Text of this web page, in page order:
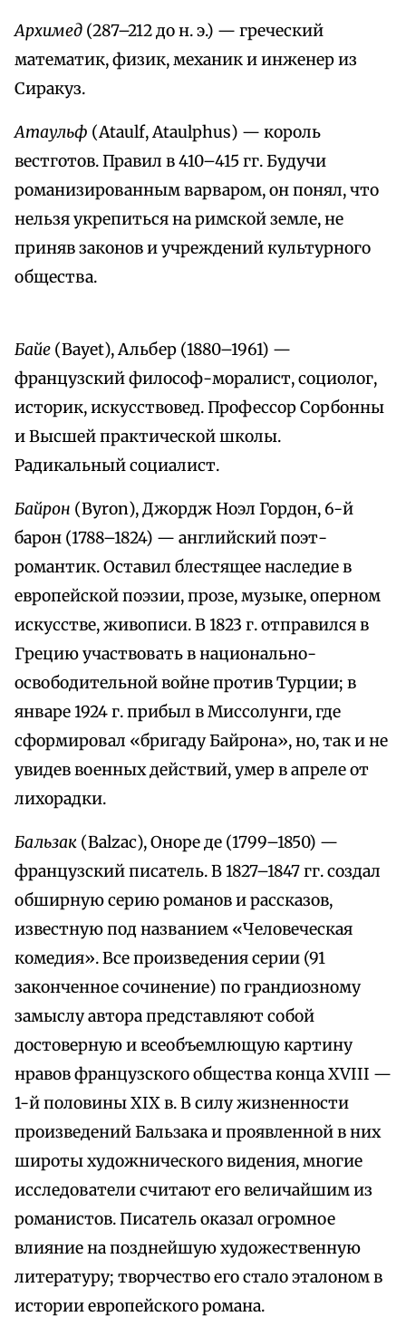
Архимед (287–212 до н. э.) — греческий
математик, физик, механик и инженер из
Сиракуз.
Атаульф (Ataulf, Ataulphus) — король
вестготов. Правил в 410–415 гг. Будучи
романизированным варваром, он понял, что
нельзя укрепиться на римской земле, не
приняв законов и учреждений культурного
общества.
Байе (Bayet), Альбер (1880–1961) —
французский философ-моралист, социолог,
историк, искусствовед. Профессор Сорбонны
и Высшей практической школы.
Радикальный социалист.
Байрон (Byron), Джордж Ноэл Гордон, 6-й
барон (1788–1824) — английский поэт-
романтик. Оставил блестящее наследие в
европейской поэзии, прозе, музыке, оперном
искусстве, живописи. В 1823 г. отправился в
Грецию участвовать в национально-
освободительной войне против Турции; в
январе 1924 г. прибыл в Миссолунги, где
сформировал «бригаду Байрона», но, так и не
увидев военных действий, умер в апреле от
лихорадки.
Бальзак (Balzac), Оноре де (1799–1850) —
французский писатель. В 1827–1847 гг. создал
обширную серию романов и рассказов,
известную под названием «Человеческая
комедия». Все произведения серии (91
законченное сочинение) по грандиозному
замыслу автора представляют собой
достоверную и всеобъемлющую картину
нравов французского общества конца XVIII —
1-й половины XIX в. В силу жизненности
произведений Бальзака и проявленной в них
широты художнического видения, многие
исследователи считают его величайшим из
романистов. Писатель оказал огромное
влияние на позднейшую художественную
литературу; творчество его стало эталоном в
истории европейского романа.